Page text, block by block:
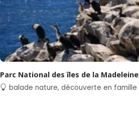
Parc National des îles de la Madeleine
balade nature, découverte en famille